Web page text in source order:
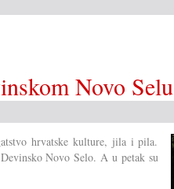
Novo Selu
hrvatske kulture, jila i pila.
Novo Selo. A u petak su